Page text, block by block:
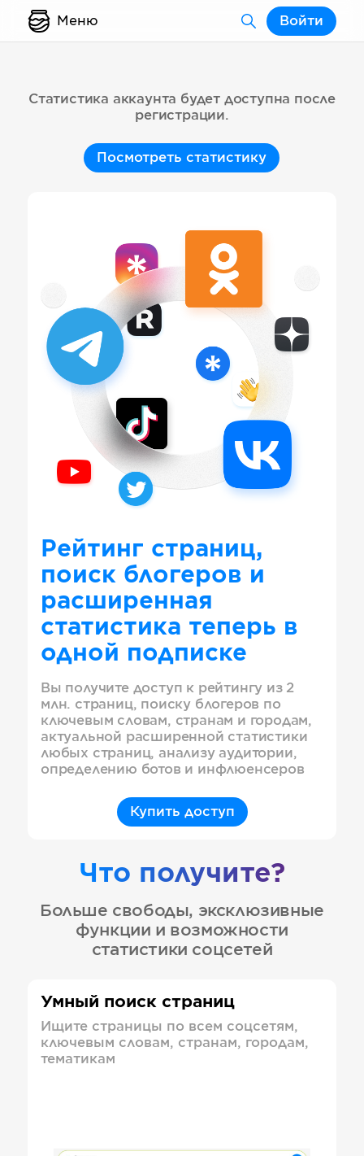
Меню Войти
Статистика аккаунта будет доступна после
регистрации.
Посмотреть статистику
Рейтинг страниц,
поиск блогеров и
расширенная
статистика теперь в
одной подписке
Вы получите доступ к рейтингу из 2
млн. страниц, поиску блогеров по
ключевым словам, странам и городам,
актуальной расширенной статистики
любых страниц, анализу аудитории,
определению ботов и инфлюенсеров
Купить доступ
Что получите?
Больше свободы, эксклюзивные
функции и возможности
статистики соцсетей
Умный поиск страниц
Ищите страницы по всем соцсетям,
ключевым словам, странам, городам,
тематикам